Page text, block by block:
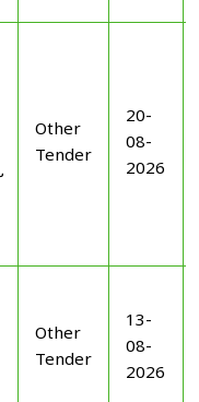
Other
Tender
20-
08-
2026
Other
Tender
13-
08-
2026